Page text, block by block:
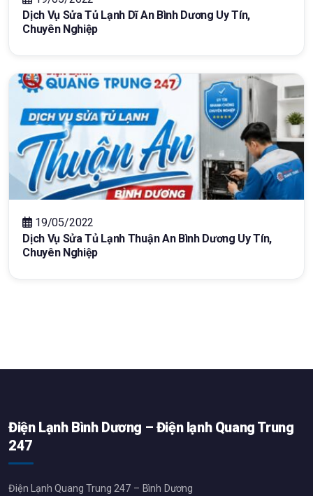
Dịch Vụ Sửa Tủ Lạnh Dĩ An Bình Dương Uy Tín,
Chuyên Nghiệp
19/05/2022
Dịch Vụ Sửa Tủ Lạnh Thuận An Bình Dương Uy Tín,
Chuyên Nghiệp
Điện Lạnh Bình Dương – Điện lạnh Quang Trung
247
Điện Lạnh Quang Trung 247 – Bình Dương